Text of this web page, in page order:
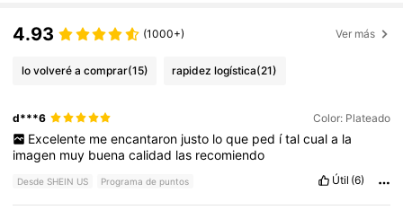
4.93 (1000+) Ver más
lo volveré a comprar(15) rapidez logística(21)
d***6 Color: Plateado
Excelente me encantaron justo lo que ped ítal cual a la
imagen muy buenacalidad las recomiendo
Desde SHEIN US Programa de puntos Útil (6)